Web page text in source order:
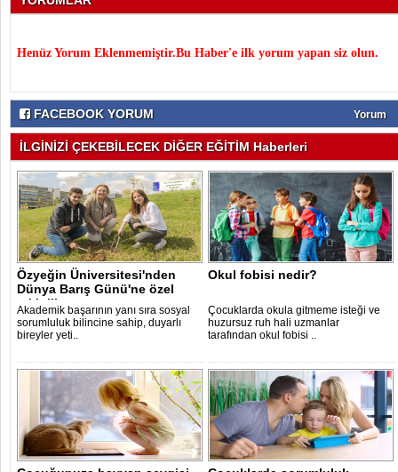
Henüz Yorum Eklenmemiştir.Bu Haber'e ilk yorum yapan siz olun.
FACEBOOK YORUM Yorum
İLGİNİZİ ÇEKEBİLECEK DİĞER EĞİTİM Haberleri
Özyeğin Üniversitesi'nden
Dünya Barış Günü'ne özel
etkinlik..
Akademik başarının yanı sıra sosyal
sorumluluk bilincine sahip, duyarlı
bireyler yeti..
Okul fobisi nedir?
Çocuklarda okula gitmeme isteği ve
huzursuz ruh hali uzmanlar
tarafından okul fobisi ..